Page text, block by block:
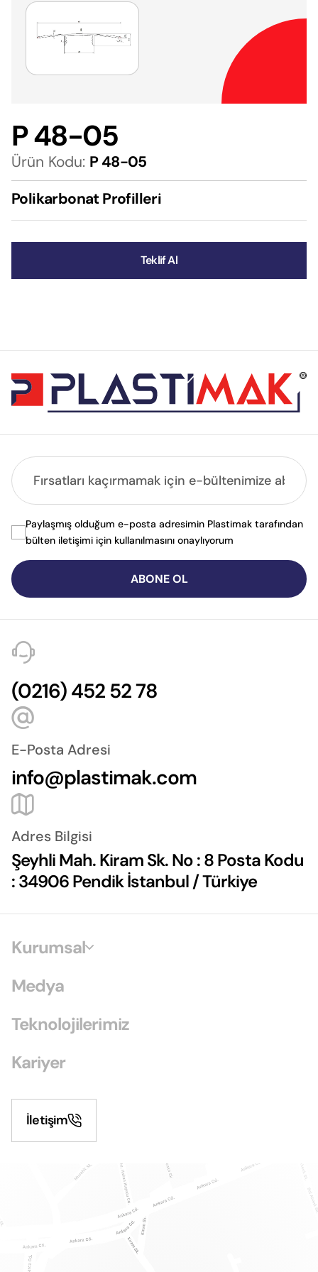
P 48-05
Ürün Kodu: P 48-05
Polikarbonat Profilleri
Teklif Al
ABONE OL
Paylaşmış olduğum e-posta adresimin Plastimak tarafından
bülten iletişimi için kullanılmasını onaylıyorum
(0216) 452 52 78
E-Posta Adresi
info@plastimak.com
Adres Bilgisi
Şeyhli Mah. Kiram Sk. No : 8 Posta Kodu
: 34906 Pendik İstanbul / Türkiye
Kurumsal
Medya
Teknolojilerimiz
Kariyer
İletişim